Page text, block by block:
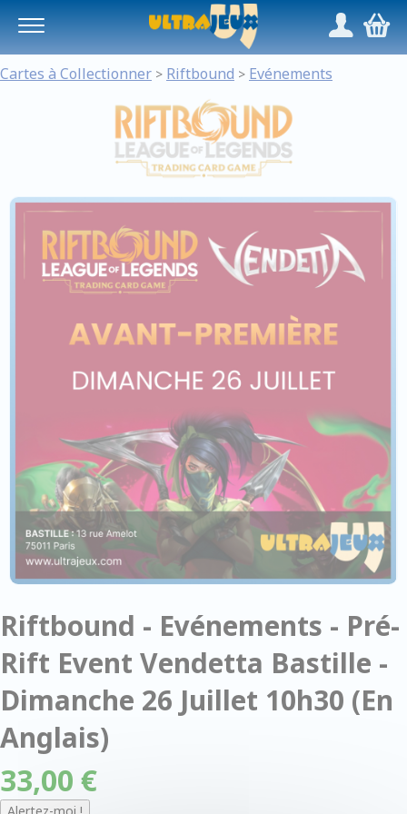
/,
Cartes à Collectionner > Riftbound > Evénements
Riftbound - Evénements - Pré-
Rift Event Vendetta Bastille -
Dimanche 26 Juillet 10h30 (En
Anglais)
33,00 €